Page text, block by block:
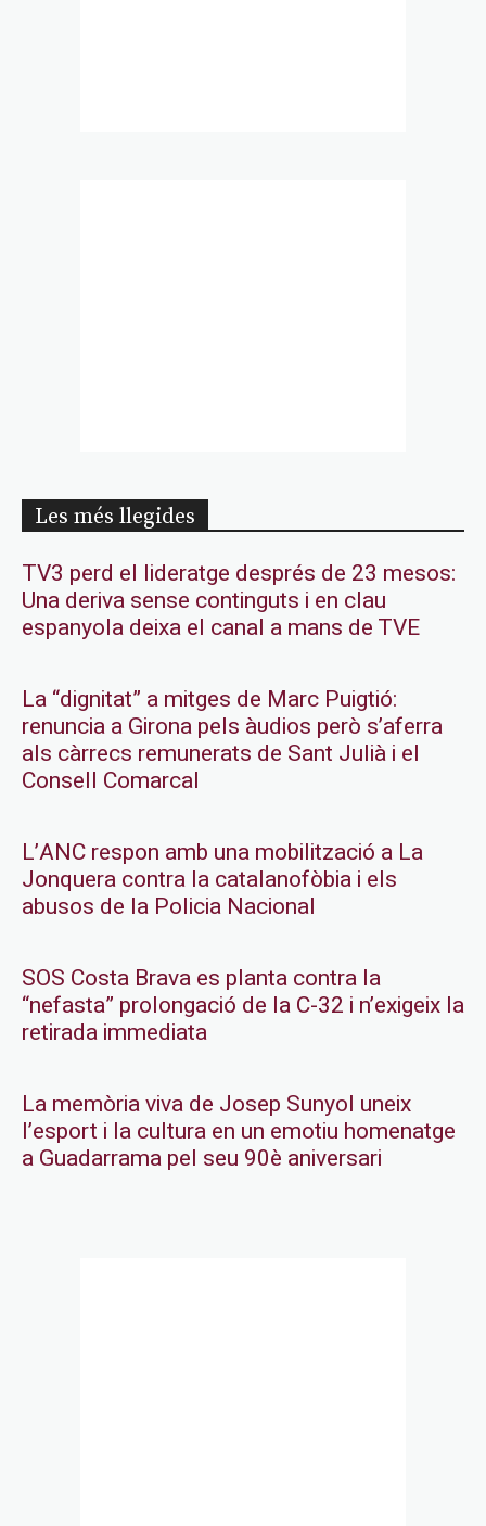
Les més llegides
TV3 perd el lideratge després de 23 mesos:
Una deriva sense continguts i en clau
espanyola deixa el canal a mans de TVE
La “dignitat” a mitges de Marc Puigtió:
renuncia a Girona pels àudios però s’aferra
als càrrecs remunerats de Sant Julià i el
Consell Comarcal
L’ANC respon amb una mobilització a La
Jonquera contra la catalanofòbia i els
abusos de la Policia Nacional
SOS Costa Brava es planta contra la
“nefasta” prolongació de la C-32 i n’exigeix la
retirada immediata
La memòria viva de Josep Sunyol uneix
l’esport i la cultura en un emotiu homenatge
a Guadarrama pel seu 90è aniversari